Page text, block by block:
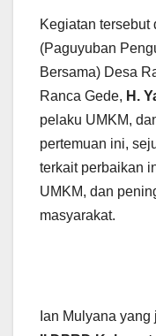
Kegiatan
(Paguyuban
Bersama) Desa
Ranca Gede, H.
pelaku UMKM,
pertemuan ini,
terkait perbaikan
UMKM, dan
masyarakat.
Ian Mulyana